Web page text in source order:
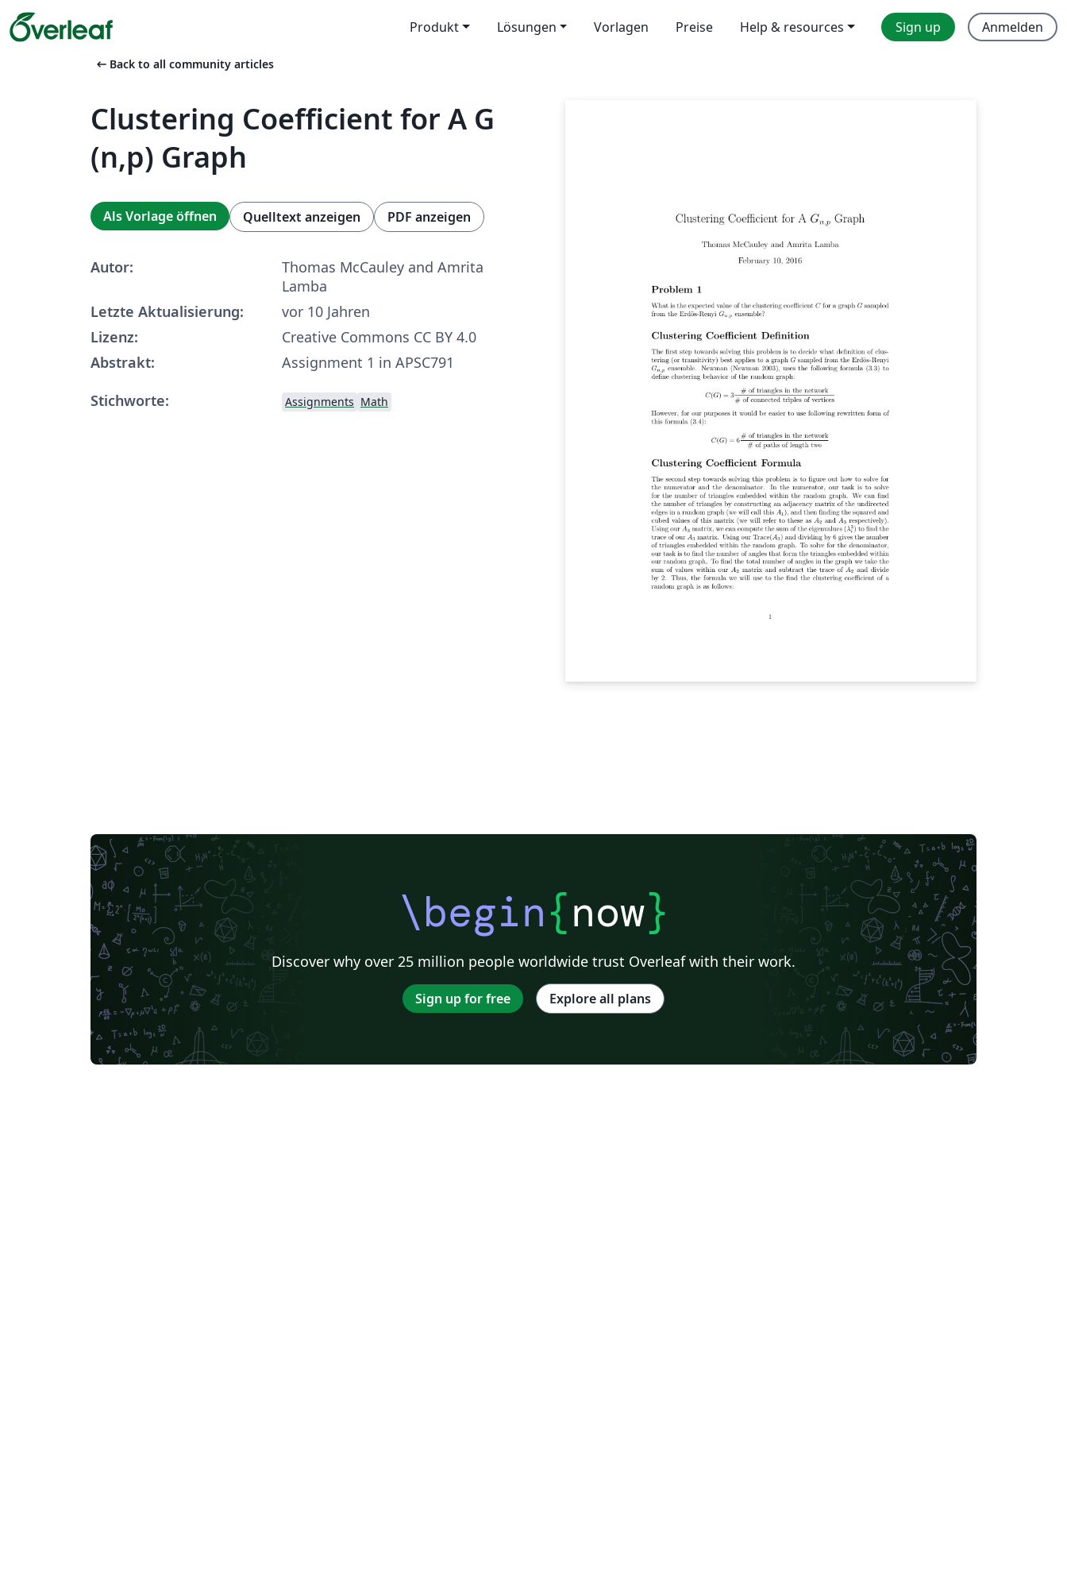
Produkt Lösungen Vorlagen Preise Help & resources Sign up Anmelden
arrow_left_alt Back to all community articles
Clustering Coefficient for A G
(n,p) Graph
Als Vorlage öffnen Quelltext anzeigen PDF anzeigen
Autor:
Thomas McCauley and Amrita
Lamba
Letzte Aktualisierung:
vor 10 Jahren
Lizenz:
Creative Commons CC BY 4.0
Abstrakt:
Assignment 1 in APSC791
Stichworte:
Assignments Math
\begin{now}
Discover why over 25 million people worldwide trust Overleaf with their work.
Sign up for free Explore all plans